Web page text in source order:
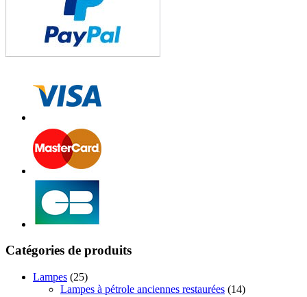
Catégories de produits
Lampes (25)
Lampes à pétrole anciennes restaurées (14)